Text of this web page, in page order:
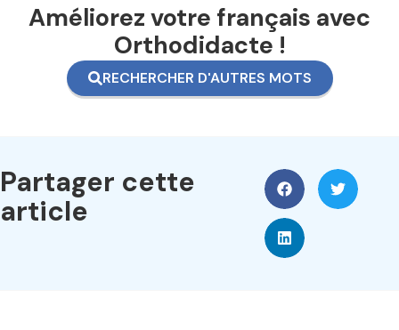
Améliorez votre français avec
Orthodidacte !
RECHERCHER D'AUTRES MOTS
Partager cette
article